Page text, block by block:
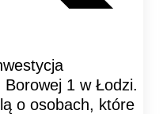
1 w Łodzi.
o osobach, które